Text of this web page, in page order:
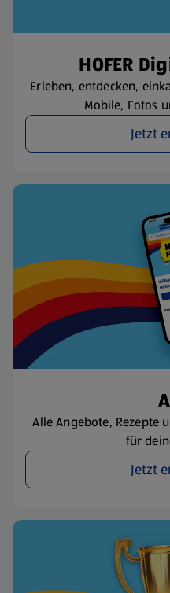
HOFER
Erleben, entdecken,
Mobile, Fotos
Jetzt
Alle Angebote, Rezepte
für
Jetzt